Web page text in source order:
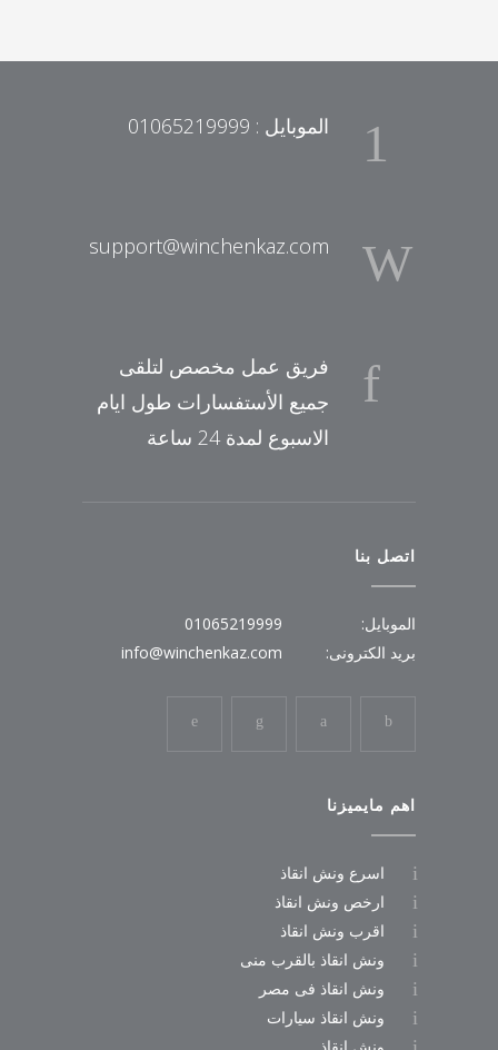
الموبايل : 01065219999
support@winchenkaz.com
فريق عمل مخصص لتلقى
جميع الأستفسارات طول ايام
الاسبوع لمدة 24 ساعة
اتصل بنا
الموبايل:
01065219999
بريد الكترونى:
info@winchenkaz.com
اهم مايميزنا
اسرع ونش انقاذ
ارخص ونش انقاذ
اقرب ونش انقاذ
ونش انقاذ بالقرب منى
ونش انقاذ فى مصر
ونش انقاذ سيارات